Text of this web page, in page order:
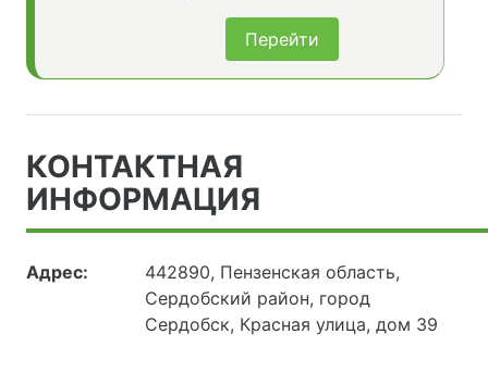
Перейти
КОНТАКТНАЯ
ИНФОРМАЦИЯ
Адрес:
442890, Пензенская область,
Сердобский район, город
Сердобск, Красная улица, дом 39